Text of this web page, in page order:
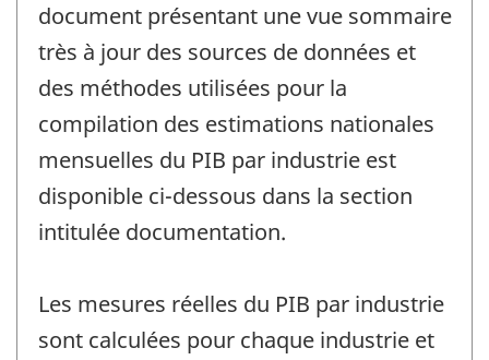
document présentant une vue sommaire
très à jour des sources de données et
des méthodes utilisées pour la
compilation des estimations nationales
mensuelles du PIB par industrie est
disponible ci-dessous dans la section
intitulée documentation.
Les mesures réelles du PIB par industrie
sont calculées pour chaque industrie et